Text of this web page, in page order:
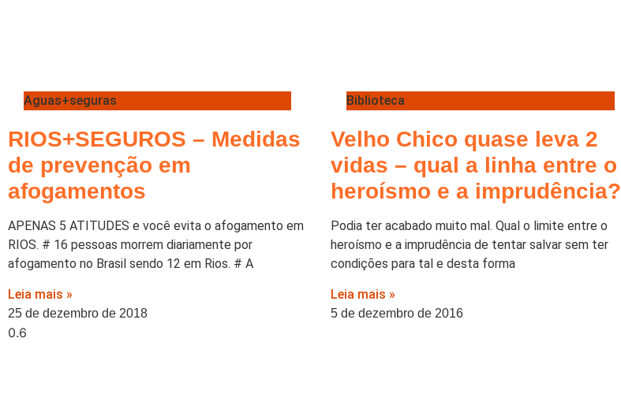
Aguas+seguras
RIOS+SEGUROS – Medidas
de prevenção em
afogamentos
APENAS 5 ATITUDES e você evita o afogamento em
RIOS. # 16 pessoas morrem diariamente por
afogamento no Brasil sendo 12 em Rios. # A
Leia mais »
25 de dezembro de 2018
Biblioteca
Velho Chico quase leva 2
vidas – qual a linha entre o
heroísmo e a imprudência?
Podia ter acabado muito mal. Qual o limite entre o
heroísmo e a imprudência de tentar salvar sem ter
condições para tal e desta forma
Leia mais »
5 de dezembro de 2016